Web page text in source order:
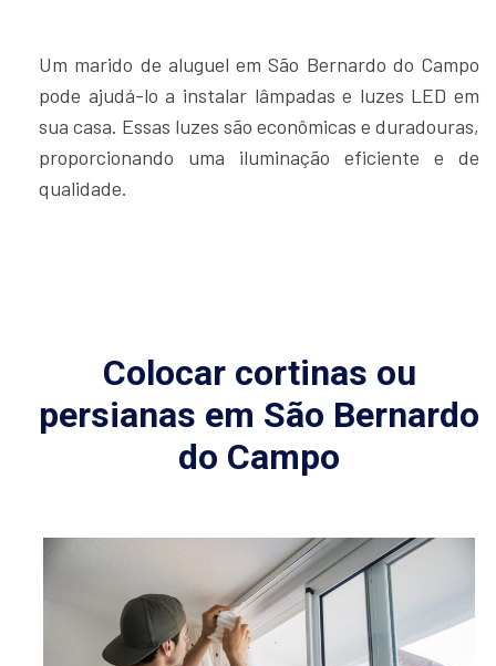
Um marido de aluguel em São Bernardo do Campo
pode ajudá-lo a instalar lâmpadas e luzes LED em
sua casa. Essas luzes são econômicas e duradouras,
proporcionando uma iluminação eficiente e de
qualidade.
Colocar cortinas ou
persianas em São Bernardo
do Campo